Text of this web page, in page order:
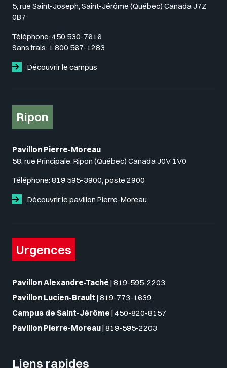
5, rue Saint-Joseph, Saint-Jérôme (Québec) Canada J7Z
0B7
Téléphone: 450 530-7616
Sans frais: 1 800 567-1283
Découvrir le campus
Ripon
Pavillon Pierre-Moreau
58, rue Principale, Ripon (Québec) Canada J0V 1V0
Téléphone: 819 595-3900, poste 2900
Découvrir le pavillon Pierre-Moreau
Urgences
Pavillon Alexandre-Taché | 819-595-2203
Pavillon Lucien-Brault | 819-773-1639
Campus de Saint-Jérôme | 450-820-8157
Pavillon Pierre-Moreau| 819-595-2203
Liens rapides